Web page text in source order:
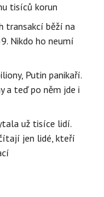
tisíců korun
transakcí běží na
Nikdo ho neumí
Putin panikaří.
a teď po něm jde i
už tisíce lidí.
jen lidé, kteří